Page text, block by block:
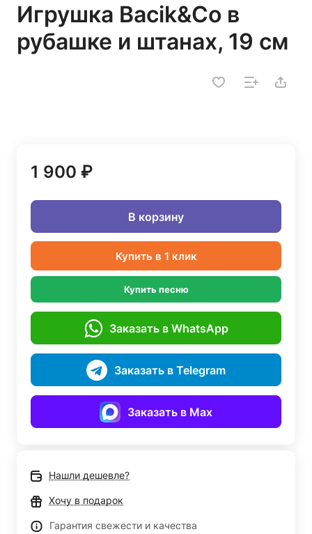
Игрушка Bacik&Co в
рубашке и штанах, 19 см
1 900 ₽
В корзину
Купить в 1 клик
Купить песню
Заказать в WhatsApp
Заказать в Telegram
Заказать в Max
Нашли дешевле?
Хочу в подарок
Гарантия свежести и качества